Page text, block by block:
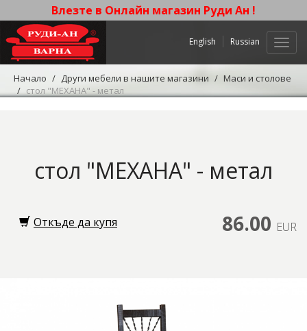
Влезте в Онлайн магазин Руди Ан !
English Russian
Начало Други мебели в нашите магазини
Маси и столове
стол "МЕХАНА" - метал
стол "МЕХАНА" - метал
86.00 EUR
Откъде да купя